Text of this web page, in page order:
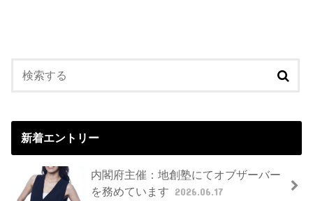
新着エントリー
内閣府主催：地創塾にてオブザーバー
を務めています 2026.06.17